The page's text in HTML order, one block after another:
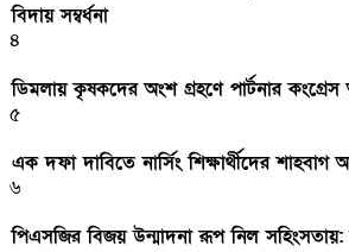
বিদায় সম্বর্ধনা
৪
ডিমলায় কৃষকদের অংশ গ্রহণে পার্টনার কংগ্রেস
৫
এক দফা দাবিতে নার্সিং শিক্ষার্থীদের শাহবাগ
৬
পিএসজির বিজয় উন্মাদনা রূপ নিল